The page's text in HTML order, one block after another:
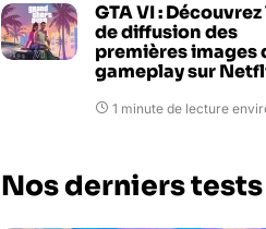
GTA VI :
de diffusion des
premières images
gameplay sur
1 minute de lecture
Nos derniers tests